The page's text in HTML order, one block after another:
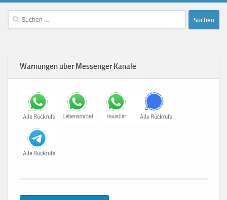
Suchen
nach:
Warnungen über Messenger Kanäle